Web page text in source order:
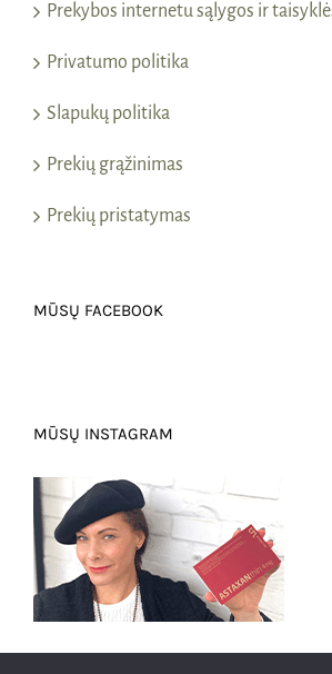
Prekybos internetu sąlygos ir
Privatumo politika
Slapukų politika
Prekių grąžinimas
Prekių pristatymas
MŪSŲ FACEBOOK
MŪSŲ INSTAGRAM